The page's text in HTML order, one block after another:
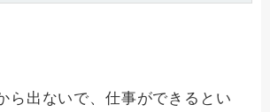
ら出ないで、仕事ができるとい